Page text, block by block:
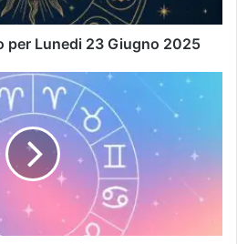
per Lunedi 23 Giugno 2025